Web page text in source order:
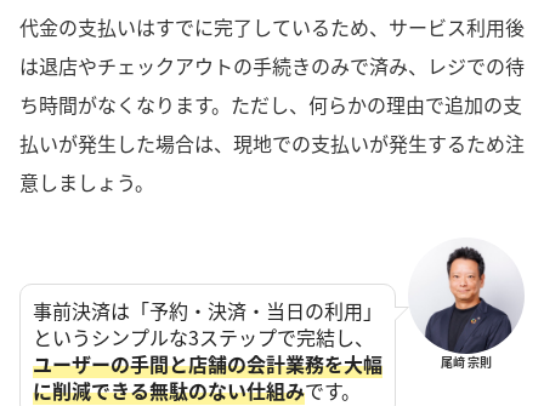
代金の支払いはすでに完了しているため、サービス利用後
は退店やチェックアウトの手続きのみで済み、レジでの待
ち時間がなくなります。ただし、何らかの理由で追加の支
払いが発生した場合は、現地での支払いが発生するため注
意しましょう。
事前決済は「予約・決済・当日の利用」
というシンプルな3ステップで完結し、
ユーザーの手間と店舗の会計業務を大幅
に削減できる無駄のない仕組みです。
尾﨑 宗則